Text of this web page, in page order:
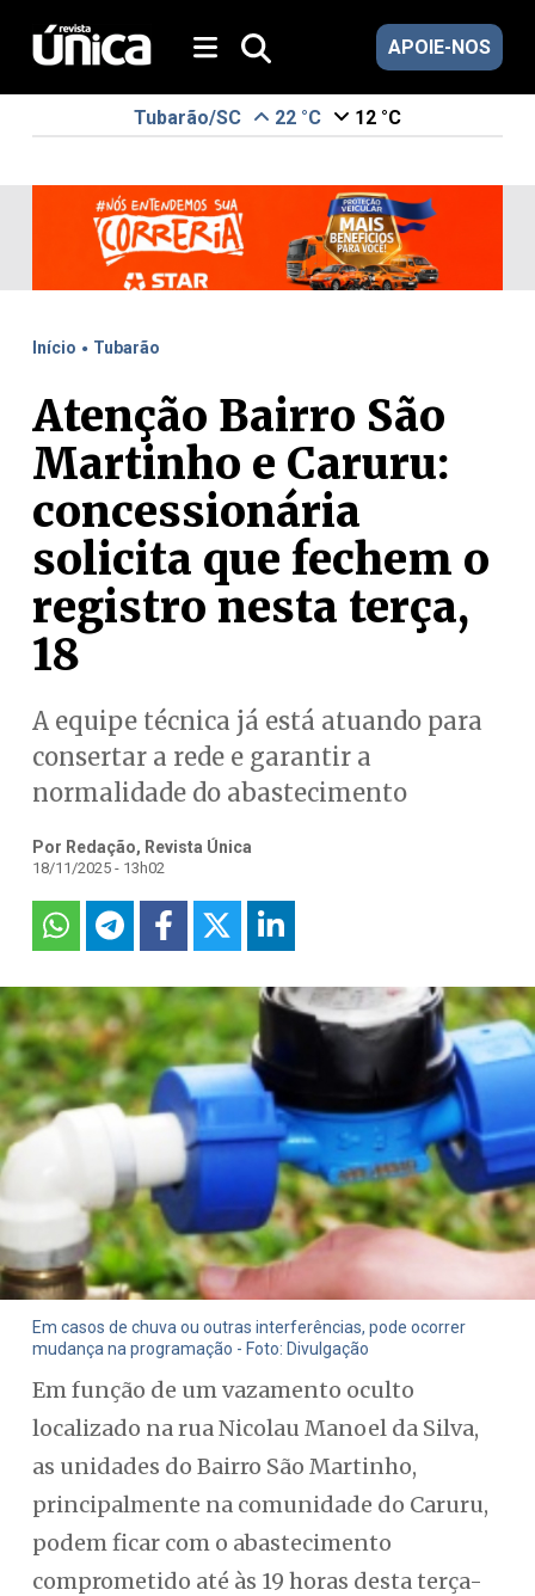
APOIE-NOS
Tubarão/SC 22 °C 12 °C
Início . Tubarão
Atenção Bairro São
Martinho e Caruru:
concessionária
solicita que fechem o
registro nesta terça,
18
A equipe técnica já está atuando para
consertar a rede e garantir a
normalidade do abastecimento
Por Redação, Revista Única
18/11/2025 - 13h02
Em casos de chuva ou outras interferências, pode ocorrer
mudança na programação - Foto: Divulgação
Em função de um vazamento oculto
localizado na rua Nicolau Manoel da Silva,
as unidades do Bairro São Martinho,
principalmente na comunidade do Caruru,
podem ficar com o abastecimento
comprometido até às 19 horas desta terça-